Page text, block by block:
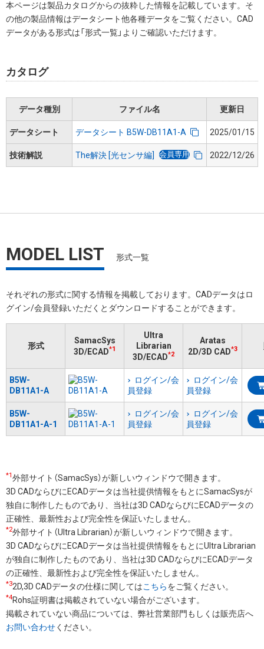
本ページは製品カタログからの抜粋した情報を記載しています。そ
の他の製品情報はデータシート他各種データをご覧ください。CAD
データがある形式は「形式一覧」よりご確認いただけます。
カタログ
データ種別 ファイル名 更新日
データシート データシート B5W-DB11A1-A 2025/01/15
技術解説 The解決 [光センサ編] 会員専用 2022/12/26
MODEL LIST 形式一覧
それぞれの形式に関する情報を掲載しております。​CADデータはロ
グイン/会員登録いただくと​ダウンロードすることができます。
形式
SamacSys
3D/ECAD*1
Ultra
Librarian
3D/ECAD*2
Aratas
2D/3D CAD*3
B5W-
DB11A1-A
ログイン/会
員登録
ログイン/会
員登録
B5W-
DB11A1-A-1
ログイン/会
員登録
ログイン/会
員登録
*1外部サイト（SamacSys）が新しいウィンドウで開きます。
3D CADならびにECADデータは当社提供情報をもとにSamacSysが
独自に制作したものであり、当社は3D CADならびにECADデータの
正確性、最新性および完全性を保証いたしません。
*2外部サイト（Ultra Librarian）が新しいウィンドウで開きます。
3D CADならびにECADデータは当社提供情報をもとにUltra Librarian
が独自に制作したものであり、当社は3D CADならびにECADデータ
の正確性、最新性および完全性を保証いたしません。
*32D,3D CADデータの仕様に関してはこちらをご覧ください。
*4Rohs証明書は掲載されていない場合がございます。
掲載されていない商品については、弊社営業部門もしくは販売店へ
お問い合わせください。